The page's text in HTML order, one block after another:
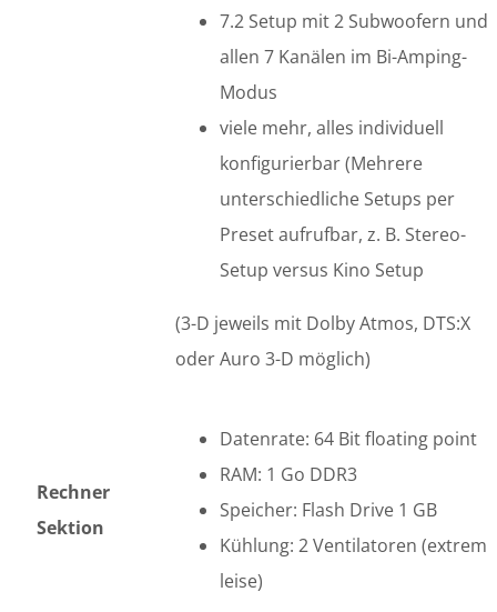
7.2 Setup mit 2 Subwoofern und
allen 7 Kanälen im Bi-Amping-
Modus
viele mehr, alles individuell
konfigurierbar (Mehrere
unterschiedliche Setups per
Preset aufrufbar, z. B. Stereo-
Setup versus Kino Setup
(3-D jeweils mit Dolby Atmos, DTS:X
oder Auro 3-D möglich)
Rechner
Sektion
Datenrate: 64 Bit floating point
RAM: 1 Go DDR3
Speicher: Flash Drive 1 GB
Kühlung: 2 Ventilatoren (extrem
leise)